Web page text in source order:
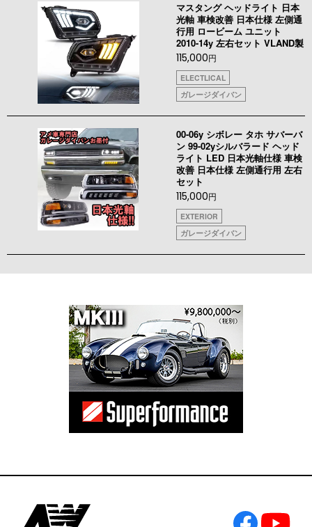
マスタング ヘッドライト 日本
光軸 車検改善 日本仕様 左側通
行用 ロービーム ユニット
2010-14y 左右セット VLAND製
115,000円
ELECTLICAL
ガレージダイバン
00-06y シボレー タホ サバーバ
ン 99-02yシルバラード ヘッド
ライト LED 日本光軸仕様 車検
改善 日本仕様 左側通行用 左右
セット
115,000円
EXTERIOR
ガレージダイバン